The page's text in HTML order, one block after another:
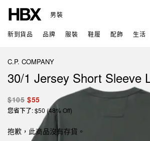
男裝
新到貨品 品牌 服裝 鞋履 配飾 生活
C.P. COMPANY
30/1 Jersey Short Sleeve
$105 $55
您省下了: $50 (48% Off)
抱歉，此商品沒有存貨。